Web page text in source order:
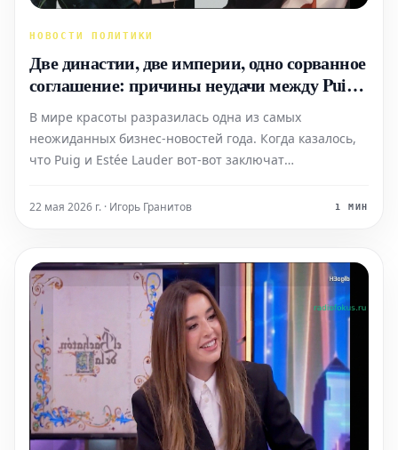
НОВОСТИ ПОЛИТИКИ
Две династии, две империи, одно сорванное
соглашение: причины неудачи между Puig и
Estée Lauder
В мире красоты разразилась одна из самых
неожиданных бизнес-новостей года. Когда казалось,
что Puig и Estée Lauder вот-вот заключат
прервались. Это была не просто очередная сделка.
22 мая 2026 г. · Игорь Гранитов 1 МИН